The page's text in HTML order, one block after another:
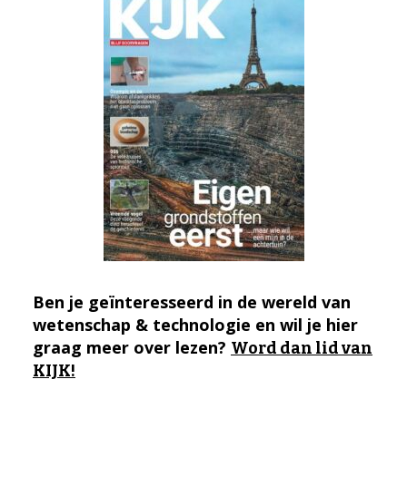
Ben je geïnteresseerd in de wereld van
wetenschap & technologie en wil je hier
graag meer over lezen? Word dan lid van
KIJK!